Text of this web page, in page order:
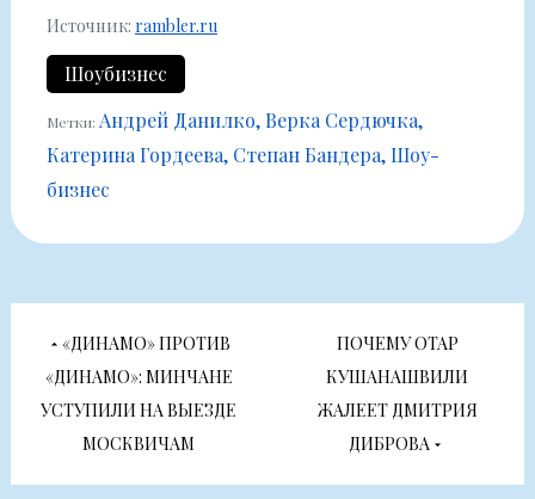
Источник: rambler.ru
Шоубизнес
Метки: Андрей Данилко Верка Сердючка
Катерина Гордеева Степан Бандера Шоу-
бизнес
Навигация
по
записям
«ДИНАМО» ПРОТИВ
«ДИНАМО»: МИНЧАНЕ
УСТУПИЛИ НА ВЫЕЗДЕ
МОСКВИЧАМ
ПОЧЕМУ ОТАР
КУШАНАШВИЛИ
ЖАЛЕЕТ ДМИТРИЯ
ДИБРОВА